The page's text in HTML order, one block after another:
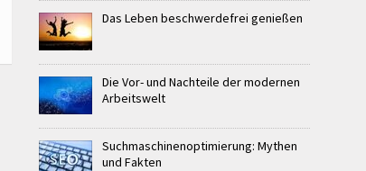
Das Leben beschwerdefrei genießen
Die Vor- und Nachteile der modernen
Arbeitswelt
Suchmaschinenoptimierung: Mythen
und Fakten